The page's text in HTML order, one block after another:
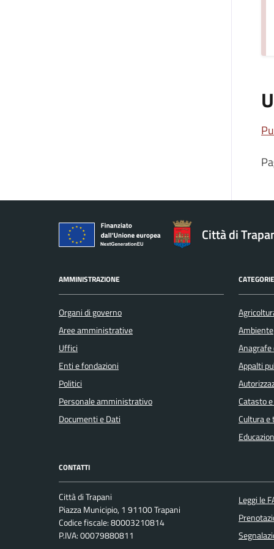
Città di
AMMINISTRAZIONE
Organi di governo
Aree amministrative
Uffici
Enti e fondazioni
Politici
Personale amministrativo
Documenti e Dati
Ambiente
Appalti
Catasto
Cultura e
CONTATTI
Città di Trapani
Piazza Municipio, 1 91100 Trapani
Codice fiscale: 80003210814
P.IVA: 00079880811
Leggi le